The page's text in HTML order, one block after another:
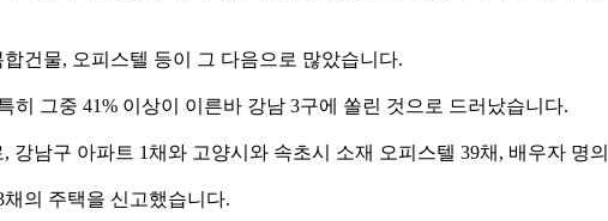
건물, 오피스텔 등이 그 다음으로 많았습니다.
그중 41% 이상이 이른바 강남 3구에 쏠린 것으로 드러났습니다.
남구 아파트 1채와 고양시와 속초시 소재 오피스텔 39채, 배우자 명
의 주택을 신고했습니다.